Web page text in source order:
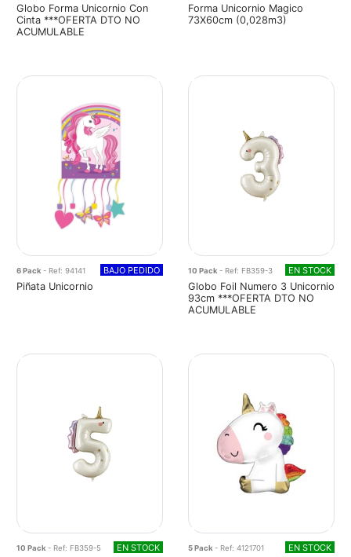
Globo Forma Unicornio Con
Cinta ***OFERTA DTO NO
ACUMULABLE
Forma Unicornio Magico
73X60cm (0,028m3)
6 Pack - Ref: 94141 BAJO PEDIDO
Piñata Unicornio
10 Pack - Ref: FB359-3 EN STOCK
Globo Foil Numero 3 Unicornio
93cm ***OFERTA DTO NO
ACUMULABLE
10 Pack- Ref: FB359-5 EN STOCK 5 Pack- Ref: 4121701 EN STOCK